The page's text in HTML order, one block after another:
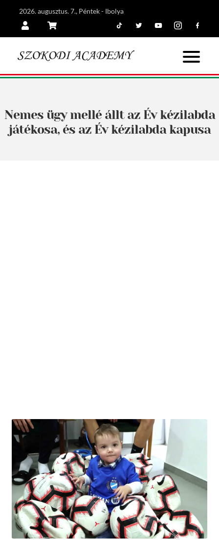
2026. augusztus. 7., Péntek - Ibolya
Nemes ügy mellé állt az Év kézilabda
játékosa, és az Év kézilabda kapusa